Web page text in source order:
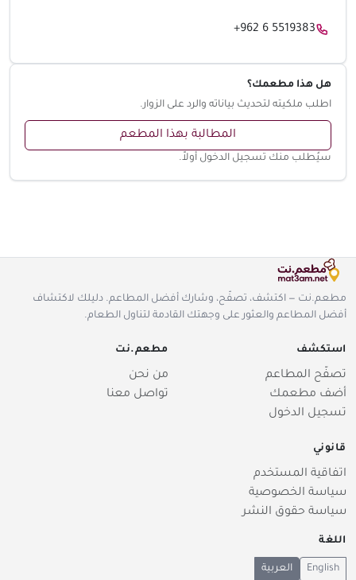
+962 6 5519383
هل هذا مطعمك؟
اطلب ملكيته لتحديث بياناته والرد على الزوار.
المطالبة بهذا المطعم
سيُطلب منك تسجيل الدخول أولاً.
مطعم.نت — اكتشف، تصفّح، وشارك أفضل المطاعم. دليلك لاكتشاف
أفضل المطاعم والعثور على وجهتك القادمة لتناول الطعام.
استكشف
تصفّح المطاعم
أضف مطعمك
تسجيل الدخول
مطعم.نت
من نحن
تواصل معنا
قانوني
اتفاقية المستخدم
سياسة الخصوصية
سياسة حقوق النشر
اللغة
English العربية